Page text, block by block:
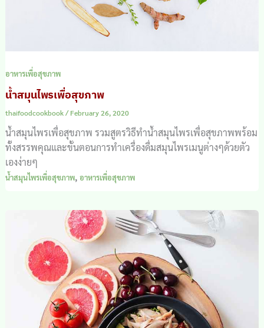
อาหารเพื่อสุขภาพ
น้ำสมุนไพรเพื่อสุขภาพ
thaifoodcookbook/February 26, 2020
น้ำสมุนไพรเพื่อสุขภาพ รวมสูตรวิธีทำน้ำสมุนไพรเพื่อสุขภาพพร้อม
ทั้งสรรพคุณและขั้นตอนการทำเครื่องดื่มสมุนไพรเมนูต่างๆด้วยตัว
เองง่ายๆ
น้ำสมุนไพรเพื่อสุขภาพ, อาหารเพื่อสุขภาพ